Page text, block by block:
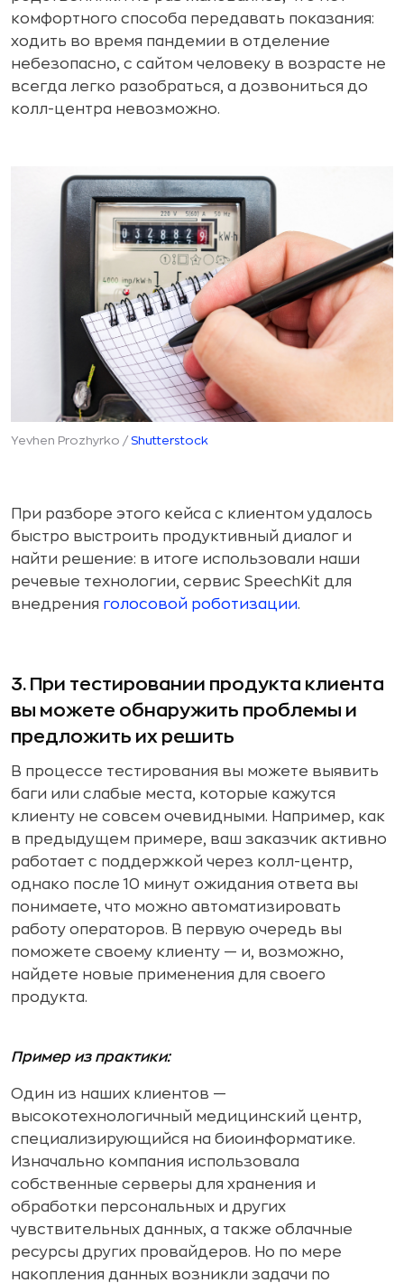
комфортного способа передавать показания:
ходить во время пандемии в отделение
небезопасно, с сайтом человеку в возрасте не
всегда легко разобраться, а дозвониться до
колл-центра невозможно.
Yevhen Prozhyrko / Shutterstock
При разборе этого кейса с клиентом удалось
быстро выстроить продуктивный диалог и
найти решение: в итоге использовали наши
речевые технологии, сервис SpeechKit для
внедрения голосовой роботизации.
3. При тестировании продукта клиента
вы можете обнаружить проблемы и
предложить их решить
В процессе тестирования вы можете выявить
баги или слабые места, которые кажутся
клиенту не совсем очевидными. Например, как
в предыдущем примере, ваш заказчик активно
работает с поддержкой через колл-центр,
однако после 10 минут ожидания ответа вы
понимаете, что можно автоматизировать
работу операторов. В первую очередь вы
поможете своему клиенту — и, возможно,
найдете новые применения для своего
продукта.
Пример из практики:
Один из наших клиентов —
высокотехнологичный медицинский центр,
специализирующийся на биоинформатике.
Изначально компания использовала
собственные серверы для хранения и
обработки персональных и других
чувствительных данных, а также облачные
ресурсы других провайдеров. Но по мере
накопления данных возникли задачи по